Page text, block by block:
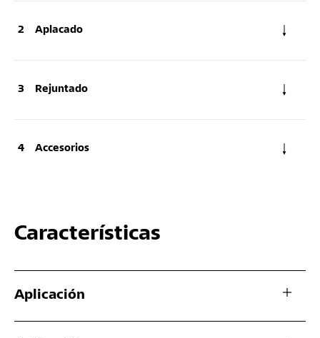
Aplacado
Rejuntado
Accesorios
Características
Aplicación